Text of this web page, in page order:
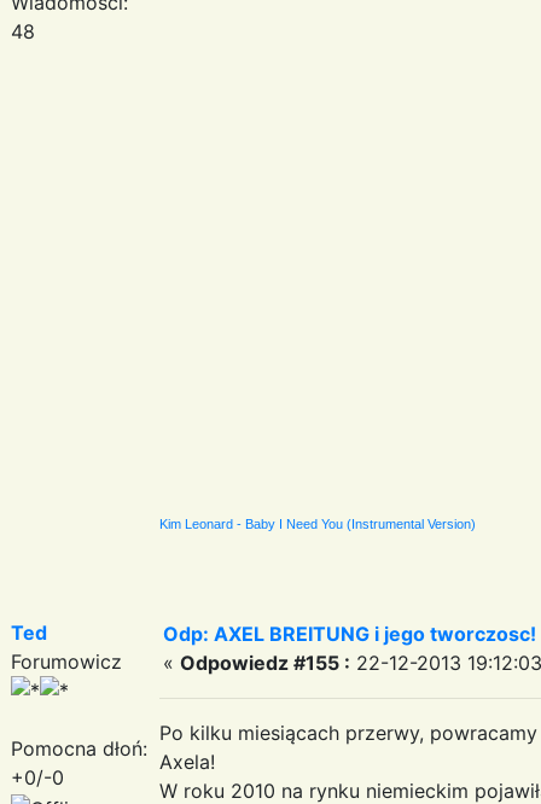
48
Kim Leonard - Baby I Need You (Instrumental Version)
Ted
Forumowicz
Pomocna dłoń:
+0/-0
Odp: AXEL BREITUNG i jego
« Odpowiedz #155 : 22-12-2013
Po kilku miesiącach przerwy,
Axela!
W roku 2010 na rynku niemieckim